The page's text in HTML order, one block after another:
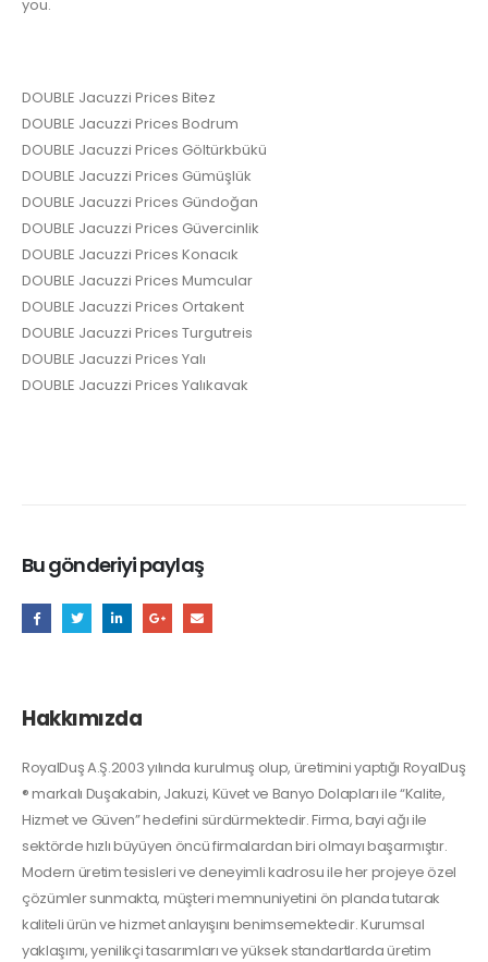
you.
DOUBLE Jacuzzi Prices Bitez
DOUBLE Jacuzzi Prices Bodrum
DOUBLE Jacuzzi Prices Göltürkbükü
DOUBLE Jacuzzi Prices Gümüşlük
DOUBLE Jacuzzi Prices Gündoğan
DOUBLE Jacuzzi Prices Güvercinlik
DOUBLE Jacuzzi Prices Konacık
DOUBLE Jacuzzi Prices Mumcular
DOUBLE Jacuzzi Prices Ortakent
DOUBLE Jacuzzi Prices Turgutreis
DOUBLE Jacuzzi Prices Yalı
DOUBLE Jacuzzi Prices Yalıkavak
Bu gönderiyi paylaş
Hakkımızda
RoyalDuş A.Ş.2003 yılında kurulmuş olup, üretimini yaptığı RoyalDuş
® markalı Duşakabin, Jakuzi, Küvet ve Banyo Dolapları ile “Kalite,
Hizmet ve Güven” hedefini sürdürmektedir. Firma, bayi ağı ile
sektörde hızlı büyüyen öncü firmalardan biri olmayı başarmıştır.
Modern üretim tesisleri ve deneyimli kadrosu ile her projeye özel
çözümler sunmakta, müşteri memnuniyetini ön planda tutarak
kaliteli ürün ve hizmet anlayışını benimsemektedir. Kurumsal
yaklaşımı, yenilikçi tasarımları ve yüksek standartlarda üretim